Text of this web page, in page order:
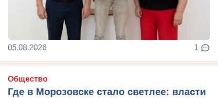
05.08.2026 1
Общество
Где в Морозовске стало светлее: власти